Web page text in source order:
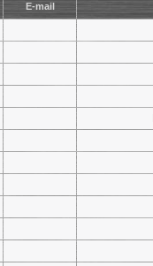
E-mail